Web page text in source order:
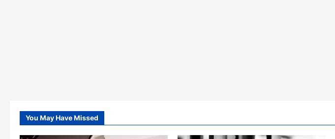
You May Have Missed